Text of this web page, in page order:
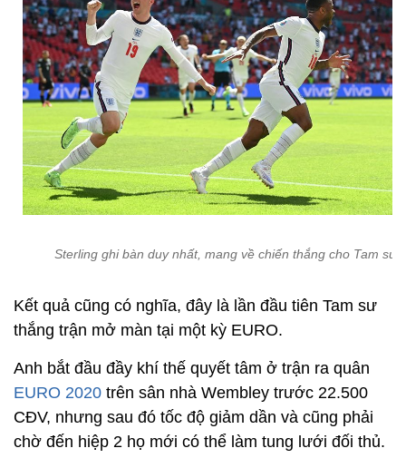
Sterling ghi bàn duy nhất, mang về chiến thắng cho Tam sư
Kết quả cũng có nghĩa, đây là lần đầu tiên Tam sư
thắng trận mở màn tại một kỳ EURO.
Anh bắt đầu đầy khí thế quyết tâm ở trận ra quân
EURO 2020 trên sân nhà Wembley trước 22.500
CĐV, nhưng sau đó tốc độ giảm dần và cũng phải
chờ đến hiệp 2 họ mới có thể làm tung lưới đối thủ.